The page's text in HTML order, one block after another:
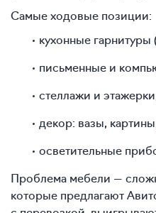
Самые ходовые позиции:
кухонные
письменные и
стеллажи и
декор: вазы,
осветительные
Проблема мебели —
которые предлагают